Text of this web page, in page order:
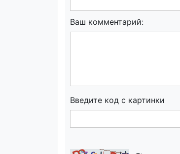
Ваш комментарий:
Введите код с картинки